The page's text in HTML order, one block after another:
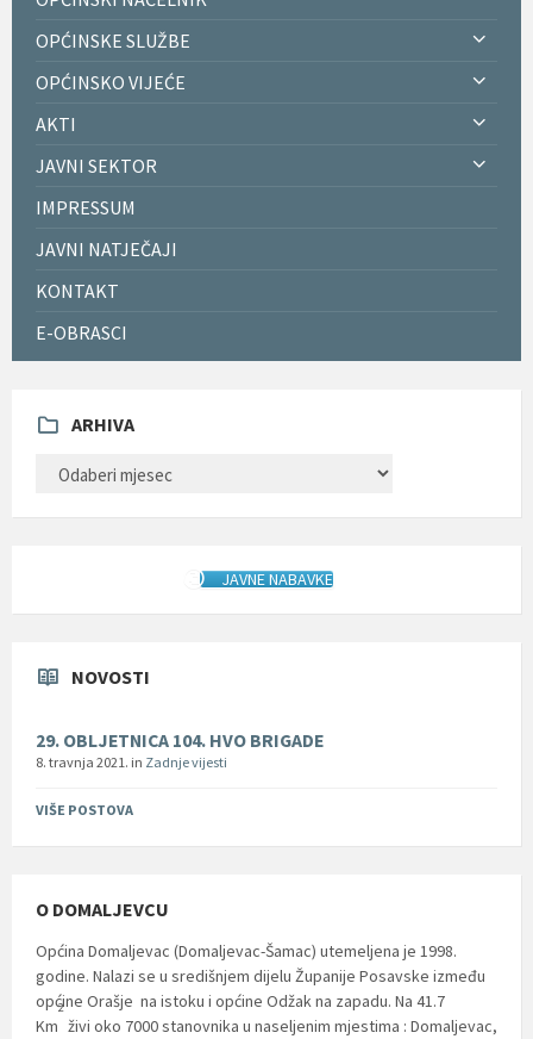
OPĆINSKE SLUŽBE
OPĆINSKO VIJEĆE
AKTI
JAVNI SEKTOR
IMPRESSUM
JAVNI NATJEČAJI
KONTAKT
E-OBRASCI
ARHIVA
JAVNE NABAVKE
NOVOSTI
29. OBLJETNICA 104. HVO BRIGADE
8. travnja 2021. in Zadnje vijesti
VIŠE POSTOVA
O DOMALJEVCU
Općina Domaljevac (Domaljevac-Šamac) utemeljena je 1998.
godine. Nalazi se u središnjem dijelu Županije Posavske između
općine Orašje na istoku i općine Odžak na zapadu. Na 41.7
Km
2
živi oko 7000 stanovnika u naseljenim mjestima : Domaljevac,